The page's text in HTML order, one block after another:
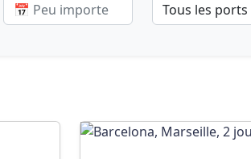
Tous les ports